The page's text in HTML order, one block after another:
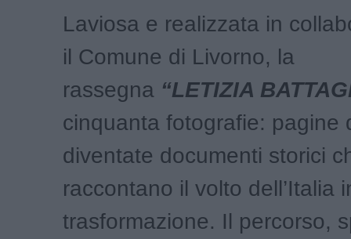
Laviosa e realizzata in
il Comune di Livorno, la
rassegna “LETIZIA
cinquanta fotografie: pagine
diventate documenti storici
raccontano il volto dell’Italia
trasformazione. Il percorso,